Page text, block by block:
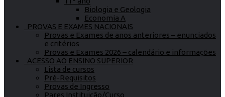
Biologia e Geologia
Economia A
PROVAS E EXAMES NACIONAIS
Provas e Exames de anos anteriores – enunciados
e critérios
Provas e Exames 2026 – calendário e informações
ACESSO AO ENSINO SUPERIOR
Lista de cursos
Pré-Requisitos
Provas de Ingresso
Pares Instituição/Curso